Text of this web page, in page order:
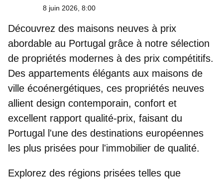
8 juin 2026, 8:00
Découvrez des maisons neuves à prix
abordable au Portugal grâce à notre sélection
de propriétés modernes à des prix compétitifs.
Des appartements élégants aux maisons de
ville écoénergétiques, ces propriétés neuves
allient design contemporain, confort et
excellent rapport qualité-prix, faisant du
Portugal l'une des destinations européennes
les plus prisées pour l'immobilier de qualité.
Explorez des régions prisées telles que